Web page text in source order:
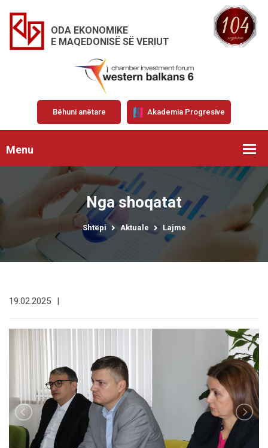
ODA EKONOMIKE
E MAQEDONISË SË VERIUT
Bëhuni anëtare Akademia Progresive
Menu
Nga shoqatat
Shtëpi Aktuale Lajme
19.02.2025 |